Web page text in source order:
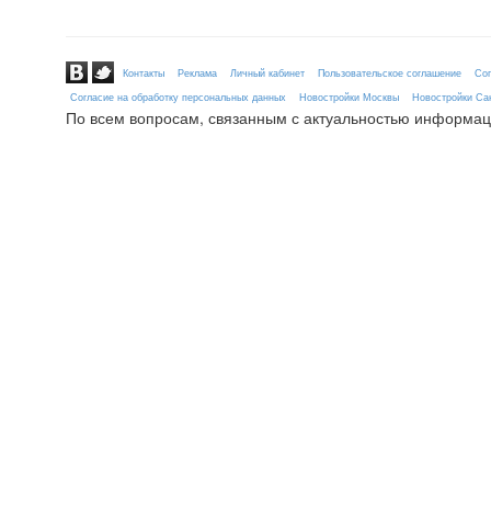
Контакты Реклама Личный кабинет Пользовательское соглашение
Согласие на обработку персональных данных
Новостройки Москвы Новостройки
По всем вопросам, связанным с актуальностью